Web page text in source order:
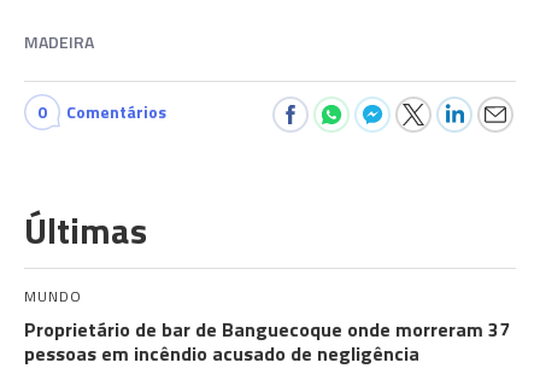
MADEIRA
0 Comentários
Últimas
MUNDO
Proprietário de bar de Banguecoque onde morreram 37
pessoas em incêndio acusado de negligência